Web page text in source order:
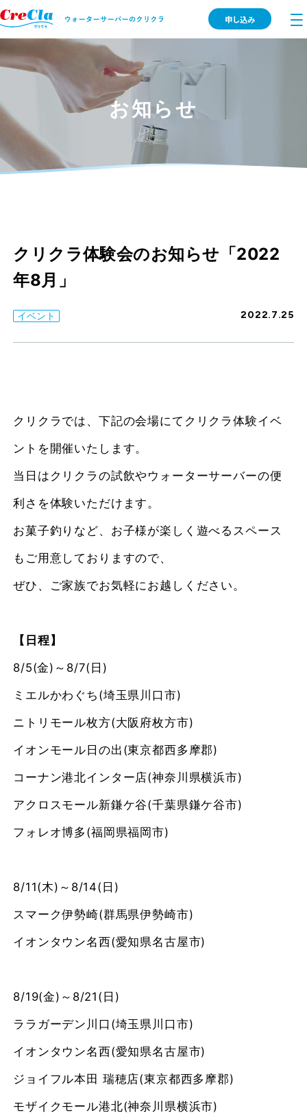
申し込み
お知らせ
クリクラ体験会のお知らせ「2022
年8月」
イベント 2022.7.25
クリクラでは、下記の会場にてクリクラ体験イベ
ントを開催いたします。
当日はクリクラの試飲やウォーターサーバーの便
利さを体験いただけます。
お菓子釣りなど、お子様が楽しく遊べるスペース
もご用意しておりますので、
ぜひ、ご家族でお気軽にお越しください。
【日程】
8/5(金)～8/7(日)
ミエルかわぐち(埼玉県川口市)
ニトリモール枚方(大阪府枚方市)
イオンモール日の出(東京都西多摩郡)
コーナン港北インター店(神奈川県横浜市)
アクロスモール新鎌ケ谷(千葉県鎌ケ谷市)
フォレオ博多(福岡県福岡市)
8/11(木)～8/14(日)
スマーク伊勢崎(群馬県伊勢崎市)
イオンタウン名西(愛知県名古屋市)
8/19(金)～8/21(日)
ララガーデン川口(埼玉県川口市)
イオンタウン名西(愛知県名古屋市)
ジョイフル本田 瑞穂店(東京都西多摩郡)
モザイクモール港北(神奈川県横浜市)